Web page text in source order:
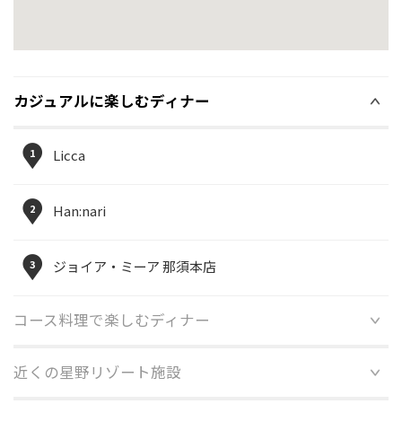
カジュアルに楽しむディナー
1 Licca
2 Han:nari
3 ジョイア・ミーア 那須本店
コース料理で楽しむディナー
近くの星野リゾート施設